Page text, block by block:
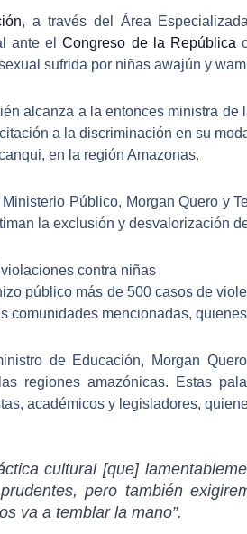
, a través del Área
ante elCongreso de la República
sufrida por niñas awajún y
alcanza a la entonces ministra de
a la discriminación en su
en la región Amazonas.
Público, Morgan Quero y
la exclusión y desvalorización
contra niñas
público más de 500 casos de
comunidades mencionadas,
de Educación, Morgan
regiones amazónicas. Estas
académicos y legisladores,
cultural[que]
pero también
va a temblar la mano”.